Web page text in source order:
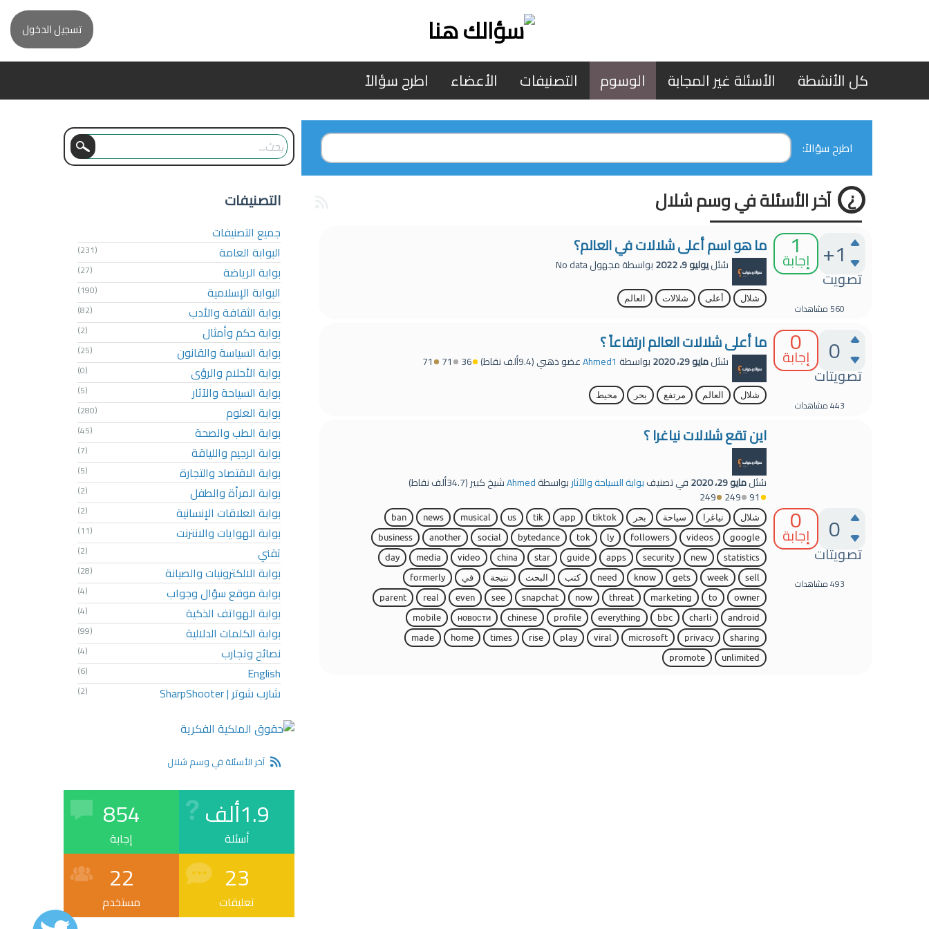
تسجيل الدخول
كل الأنشطة الأسئلة غير المجابة الوسوم التصنيفات الأعضاء اطرح سؤالاً
اطرح سؤالاً:
آخر الأسئلة في وسم شلال
+1
تصويت
1
إجابة
560مشاهدات
ما هو اسم أعلى شلالات في العالم؟
سُئليوليو 9، 2022 بواسطةمجهولNo data
شلال أعلى شلالات العالم
0
تصويتات
0
إجابة
443مشاهدات
ما أعلى شلالات العالم ارتفاعاً ؟
سُئلمايو 29، 2020 بواسطة Ahmed1عضو ذهبي(9.4ألف نقاط) 36
71
71
شلال العالم مرتفع بحر محيط
0
تصويتات
0
إجابة
493مشاهدات
اين تقع شلالات نياغرا ؟
سُئلمايو 29، 2020 في تصنيفبوابة السياحة والآثاربواسطةAhmedشيخ كبير(34.7ألف
نقاط)
91
249
249
شلال نياغرا سياحة بحر tiktok
app
tik
us
musical
news
ban
google
videos
followers
ly
tok
bytedance
social
another
business
statistics
new
security
apps
guide
star
china
video
media
day
sell
week
gets
know
need كتب البحث نتيجة في
formerly
owner
to
marketing
threat
now
snapchat
see
even
real
parent
android
charli
bbc
everything
profile
chinese
новости
mobile
sharing
privacy
microsoft
viral
play
rise
times
home
made
unlimited
promote
التصنيفات
جميع التصنيفات
البوابة العامة
(231)
بوابة الرياضة (27)
البوابة الإسلامية (190)
بوابة الثقافة والأدب (82)
بوابة حكم وأمثال (2)
بوابة السياسة والقانون (25)
بوابة الأحلام والرؤى (0)
بوابة السياحة والآثار (5)
بوابة العلوم (280)
بوابة الطب والصحة (45)
بوابة الرجيم واللياقة (7)
بوابة الاقتصاد والتجارة (5)
بوابة المرأة والطفل (2)
بوابة العلاقات الإنسانية (2)
بوابة الهوايات والانترنت (11)
تقني (2)
بوابة الالكترونيات والصيانة (28)
بوابة موقع سؤال وجواب (4)
بوابة الهواتف الذكية (4)
بوابة الكلمات الدلالية (99)
نصائح وتجارب (4)
English
(6)
شارب شوتر | SharpShooter (2)
آخر الأسئلة في وسم شلال
1.9ألف
أسئلة
854
إجابة
23
تعليقات
22
مستخدم